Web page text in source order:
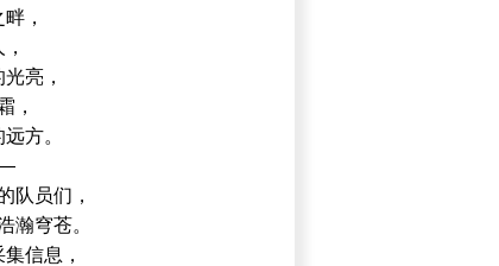
，
亮，
，
方。
队员们，
瀚穹苍。
信息，